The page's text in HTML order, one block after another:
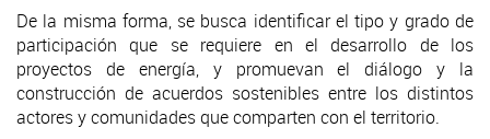
De la misma forma, se busca identificar el tipo y grado de
participación que se requiere en el desarrollo de los
proyectos de energía, y promuevan el diálogo y la
construcción de acuerdos sostenibles entre los distintos
actores y comunidades que comparten con el territorio.